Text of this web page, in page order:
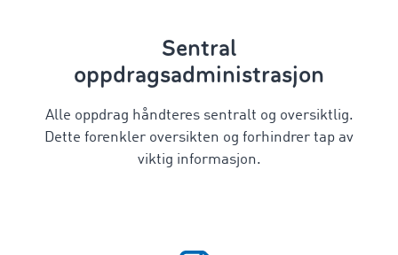
Sentral
oppdragsadministrasjon
Alle oppdrag håndteres sentralt og oversiktlig.
Dette forenkler oversikten og forhindrer tap av
viktig informasjon.